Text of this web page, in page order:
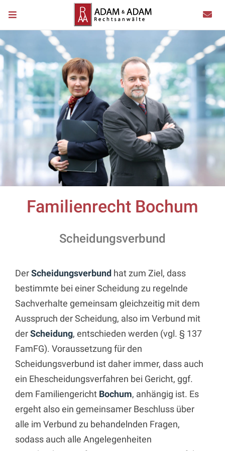
Familienrecht Bochum
Scheidungsverbund
DerScheidungsverbund hat zum Ziel, dass
bestimmte bei einer Scheidung zu regelnde
Sachverhalte gemeinsam gleichzeitig mit dem
Ausspruch der Scheidung, also im Verbund mit
derScheidung, entschieden werden (vgl. § 137
FamFG). Voraussetzung für den
Scheidungsverbund ist daher immer, dass auch
ein Ehescheidungsverfahren bei Gericht, ggf.
dem Familiengericht Bochum, anhängig ist. Es
ergeht also ein gemeinsamer Beschluss über
alle im Verbund zu behandelnden Fragen,
sodass auch alle Angelegenheiten